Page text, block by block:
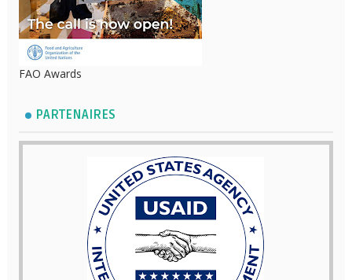
FAO Awards
PARTENAIRES